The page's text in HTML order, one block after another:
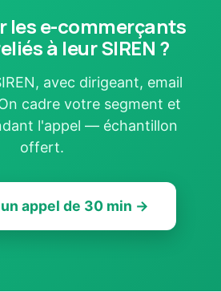
les e-commerçants
à leur SIREN ?
avec dirigeant, email
cadre votre segment et
l'appel — échantillon
offert.
appel de 30 min →